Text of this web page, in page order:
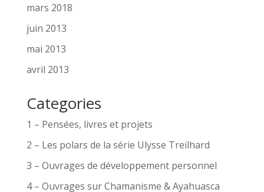
mars 2018
juin 2013
mai 2013
avril 2013
Categories
1 – Pensées, livres et projets
2 – Les polars de la série Ulysse Treilhard
3 – Ouvrages de développement personnel
4 – Ouvrages sur Chamanisme & Ayahuasca